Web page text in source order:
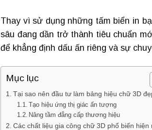
Thay vì sử dụng những tấm biển in
sâu đang dần trở thành tiêu chuẩn
để khẳng định dấu ấn riêng và sự
Mục lục
Tại sao nên đầu tư làm bảng hiệu chữ 3D
Tạo hiệu ứng thị giác ấn tượng
Nâng tầm đẳng cấp thương hiệu
Các chất liệu gia công chữ 3D phổ biến hiện